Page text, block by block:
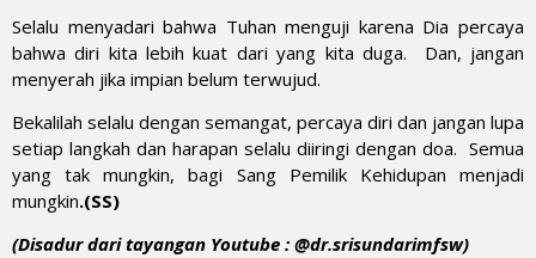
Selalu menyadari bahwa Tuhan menguji karena Dia percaya
bahwa diri kita lebih kuat dari yang kita duga. Dan, jangan
menyerah jika impian belum terwujud.
Bekalilah selalu dengan semangat, percaya diri dan jangan lupa
setiap langkah dan harapan selalu diiringi dengan doa. Semua
yang tak mungkin, bagi Sang Pemilik Kehidupan menjadi
mungkin.(SS)
(Disadur dari tayangan Youtube : @dr.srisundarimfsw)